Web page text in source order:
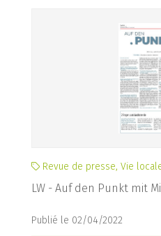
Revue de presse, Vie
LW - Auf den Punkt mit
Publié le 02/04/2022